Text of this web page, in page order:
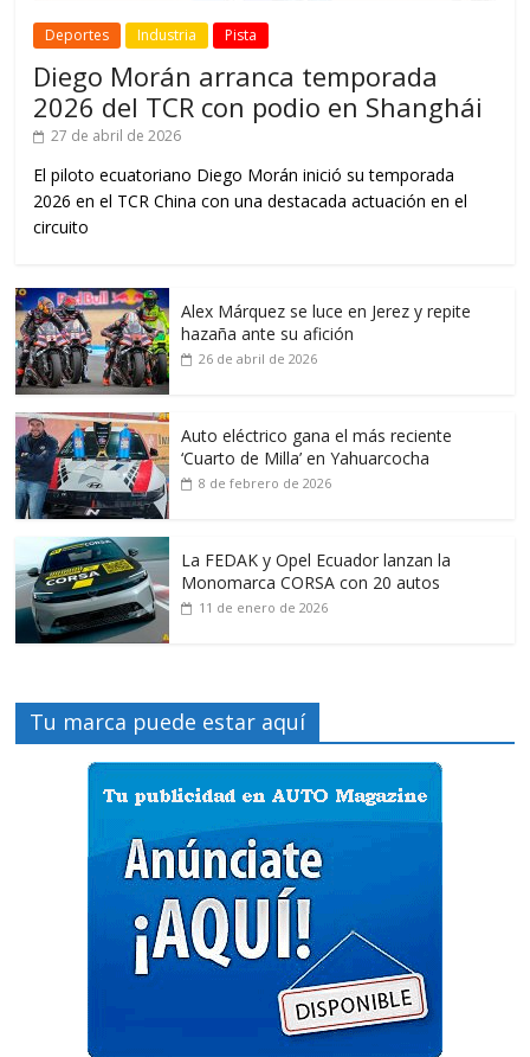
Deportes Industria Pista
Diego Morán arranca temporada
2026 del TCR con podio en Shanghái
27 de abril de 2026
El piloto ecuatoriano Diego Morán inició su temporada
2026 en el TCR China con una destacada actuación en el
circuito
Alex Márquez se luce en Jerez y repite
hazaña ante su afición
26 de abril de 2026
Auto eléctrico gana el más reciente
‘Cuarto de Milla’ en Yahuarcocha
8 de febrero de 2026
La FEDAK y Opel Ecuador lanzan la
Monomarca CORSA con 20 autos
11 de enero de 2026
Tu marca puede estar aquí